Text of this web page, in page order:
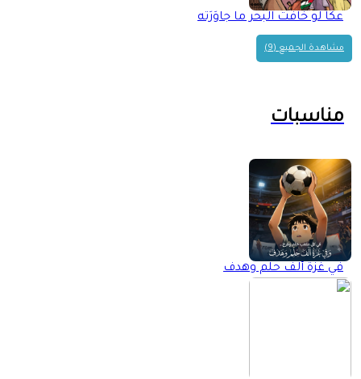
عكّا لو خافت البحر ما جاوَرَته
مشاهدة الجميع (9)
مناسبات
في غزة ألف حلم وهدف